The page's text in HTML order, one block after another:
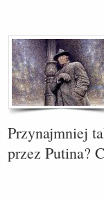
Przynajmniej
przez Putina?